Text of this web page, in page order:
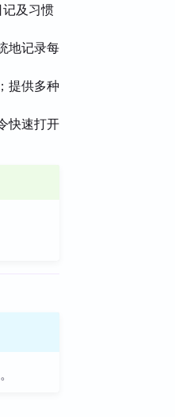
及习惯
地记录每
提供多种
快速打开